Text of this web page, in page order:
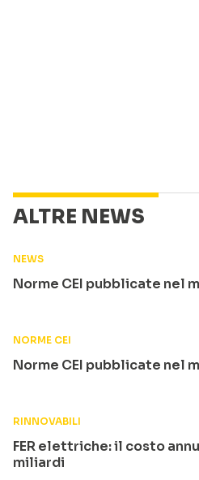
ALTRE NEWS
NEWS
Norme CEI pubblicate nel
NORME CEI
Norme CEI pubblicate nel
RINNOVABILI
FER elettriche: il costo
miliardi